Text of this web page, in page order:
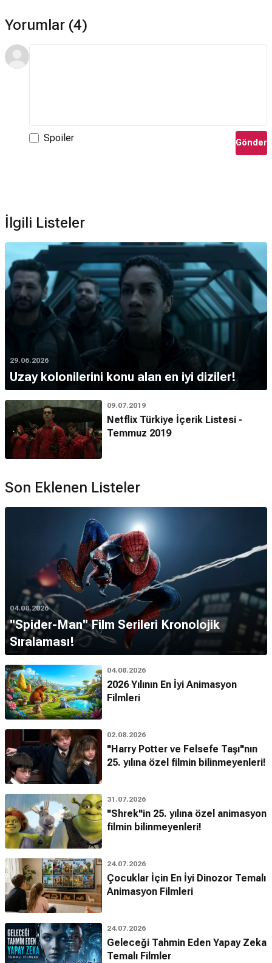
Yorumlar (4)
Spoiler Gönder
İlgili Listeler
29.06.2026
Uzay kolonilerini konu alan en iyi diziler!
09.07.2019
Netflix Türkiye İçerik Listesi -
Temmuz 2019
Son Eklenen Listeler
04.08.2026
''Spider-Man'' Film Serileri Kronolojik
Sıralaması!
04.08.2026
2026 Yılının En İyi Animasyon
Filmleri
02.08.2026
"Harry Potter ve Felsefe Taşı"nın
25. yılına özel filmin bilinmeyenleri!
31.07.2026
"Shrek"in 25. yılına özel animasyon
filmin bilinmeyenleri!
24.07.2026
Çocuklar İçin En İyi Dinozor Temalı
Animasyon Filmleri
24.07.2026
Geleceği Tahmin Eden Yapay Zeka
Temalı Filmler